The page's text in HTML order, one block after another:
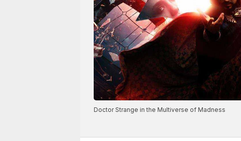
Doctor Strange in the Multiverse of Madness